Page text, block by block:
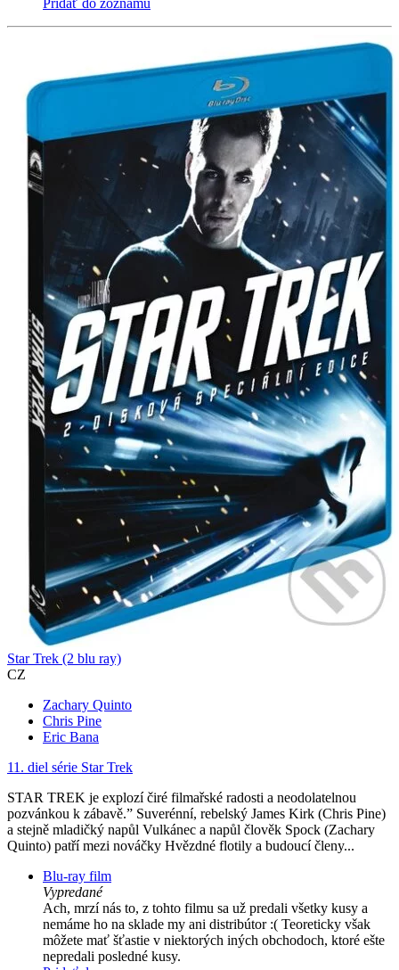
Pridať do zoznamu
Star Trek (2 blu ray)
CZ
Zachary Quinto
Chris Pine
Eric Bana
11. diel série Star Trek
STAR TREK je explozí čiré filmařské radosti a neodolatelnou
pozvánkou k zábavě.” Suverénní, rebelský James Kirk (Chris Pine)
a stejně mladičký napůl Vulkánec a napůl člověk Spock (Zachary
Quinto) patří mezi nováčky Hvězdné flotily a budoucí členy...
Blu-ray film
Vypredané
Ach, mrzí nás to, z tohto filmu sa už predali všetky kusy a
nemáme ho na sklade my ani distribútor :( Teoreticky však
môžete mať šťastie v niektorých iných obchodoch, ktoré ešte
nepredali posledné kusy.